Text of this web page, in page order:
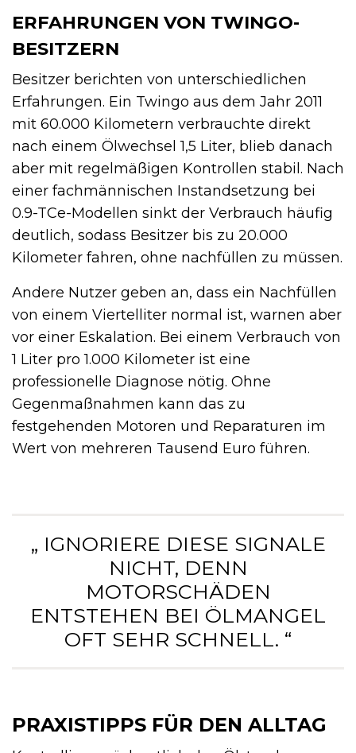
ERFAHRUNGEN VON TWINGO-
BESITZERN
Besitzer berichten von unterschiedlichen
Erfahrungen. Ein Twingo aus dem Jahr 2011
mit 60.000 Kilometern verbrauchte direkt
nach einem Ölwechsel 1,5 Liter, blieb danach
aber mit regelmäßigen Kontrollen stabil. Nach
einer fachmännischen Instandsetzung bei
0.9-TCe-Modellen sinkt der Verbrauch häufig
deutlich, sodass Besitzer bis zu 20.000
Kilometer fahren, ohne nachfüllen zu müssen.
Andere Nutzer geben an, dass ein Nachfüllen
von einem Viertelliter normal ist, warnen aber
vor einer Eskalation. Bei einem Verbrauch von
1 Liter pro 1.000 Kilometer ist eine
professionelle Diagnose nötig. Ohne
Gegenmaßnahmen kann das zu
festgehenden Motoren und Reparaturen im
Wert von mehreren Tausend Euro führen.
„ IGNORIERE DIESE SIGNALE
NICHT, DENN
MOTORSCHÄDEN
ENTSTEHEN BEI ÖLMANGEL
OFT SEHR SCHNELL. “
PRAXISTIPPS FÜR DEN ALLTAG